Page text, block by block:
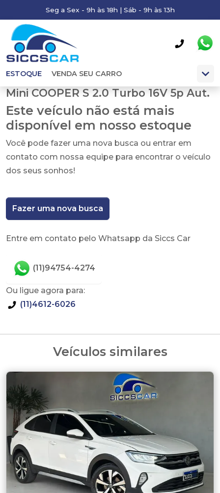
Seg a Sex - 9h às 18h | Sáb - 9h às 13h
ESTOQUE VENDA SEU CARRO
Mini COOPER S 2.0 Turbo 16V 5p Aut.
Este veículo não está mais
disponível em nosso estoque
Você pode fazer uma nova busca ou entrar em
contato com nossa equipe para encontrar o veículo
dos seus sonhos!
Fazer uma nova busca
Entre em contato pelo Whatsapp da Siccs Car
(11)94754-4274
Ou ligue agora para:
(11)4612-6026
Veículos similares